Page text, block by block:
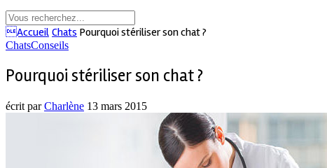
Accueil Chats Pourquoi stériliser son chat ?
ChatsConseils
Pourquoi stériliser son chat ?
écrit parCharlène 13 mars 2015